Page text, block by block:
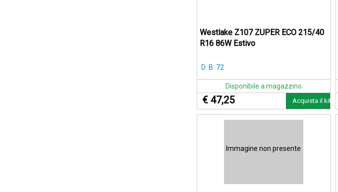
Westlake Z107 ZUPER ECO 215/40
R16 86W Estivo
D B 72
Disponibile a magazzino
€ 47,25 Acquista il kit
Immagine non presente